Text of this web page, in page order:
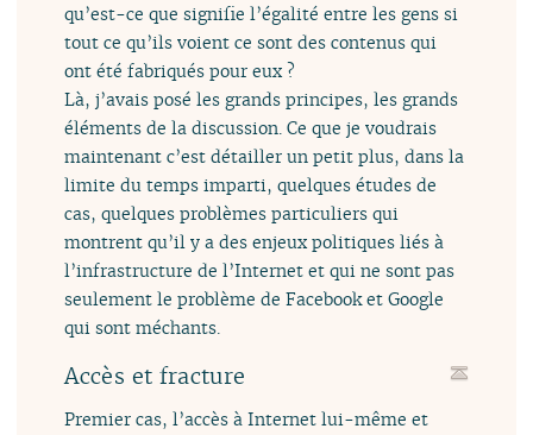
qu’est-ce que signifie l’égalité entre les gens si
tout ce qu’ils voient ce sont des contenus qui
ont été fabriqués pour eux ?
Là, j’avais posé les grands principes, les grands
éléments de la discussion. Ce que je voudrais
maintenant c’est détailler un petit plus, dans la
limite du temps imparti, quelques études de
cas, quelques problèmes particuliers qui
montrent qu’il y a des enjeux politiques liés à
l’infrastructure de l’Internet et qui ne sont pas
seulement le problème de Facebook et Google
qui sont méchants.
Accès et fracture
Premier cas, l’accès à Internet lui-même et